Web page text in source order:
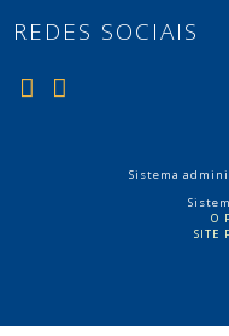
REDES SOCIAIS
Sistema
O
SITE